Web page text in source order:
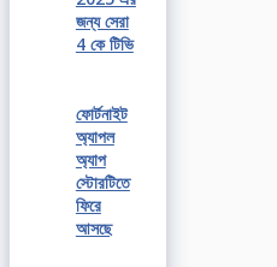
জন্য সেরা
4 কে টিভি
ফোর্টনাইট
অ্যাপল
অ্যাপ
স্টোরটিতে
ফিরে
আসছে